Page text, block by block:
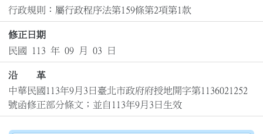
行政規則：屬行政程序法第159條第2項第1款
修正日期
民國 113 年 09 月 03 日
沿 革
中華民國113年9月3日臺北市政府府授地開字第1136021252
號函修正部分條文；並自113年9月3日生效